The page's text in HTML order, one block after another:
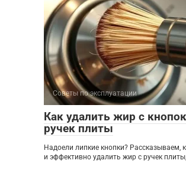
Советы по эксплуатации
Как удалить жир с
ручек плиты
Надоели липкие кнопки? Рассказываем,
и эффективно удалить жир с ручек